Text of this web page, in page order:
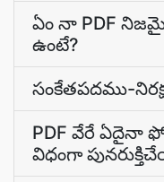
ఏం నా PDF
ఉంటే?
సంకేతపదము-
PDF వేరే ఏదైనా
విధంగా